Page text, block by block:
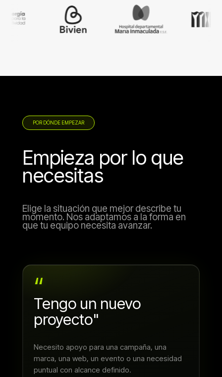
POR DÓNDE EMPEZAR
Empieza por lo que
necesitas
Elige la situación que mejor describe tu
momento. Nos adaptamos a la forma en
que tu equipo necesita avanzar.
“
Tengo un nuevo
proyecto"
Necesito apoyo para una campaña, una
marca, una web, un evento o una necesidad
puntual con alcance definido.